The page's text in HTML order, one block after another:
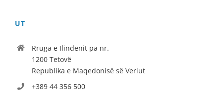
UT
Rruga e Ilindenit pa nr.
1200 Tetovë
Republika e Maqedonisë së Veriut
+389 44 356 500